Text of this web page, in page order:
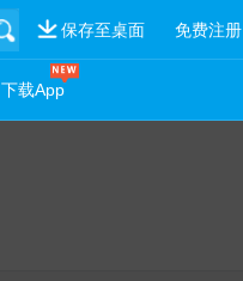
免费注册
保存至桌面
下载App